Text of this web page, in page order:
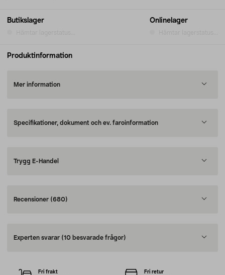
Butikslager Onlinelager
Produktinformation
Mer information
Specifikationer, dokument och ev. faroinformation
Trygg E-Handel
Recensioner (680)
Experten svarar (10 besvarade frågor)
Fri frakt Fri retur